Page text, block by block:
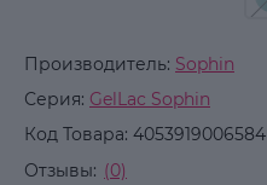
Производитель: Sophin
Серия: GelLac Sophin
Код Товара: 4053919006584
Отзывы: (0)